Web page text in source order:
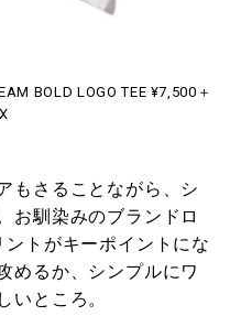
BOLD LOGO TEE ¥7,500＋
もさることながら、シ
お馴染みのブランドロ
トがキーポイントにな
めるか、シンプルにワ
いところ。